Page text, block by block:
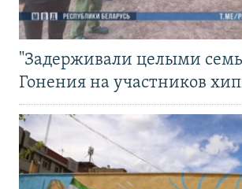
"Задерживали целыми
Гонения на участников